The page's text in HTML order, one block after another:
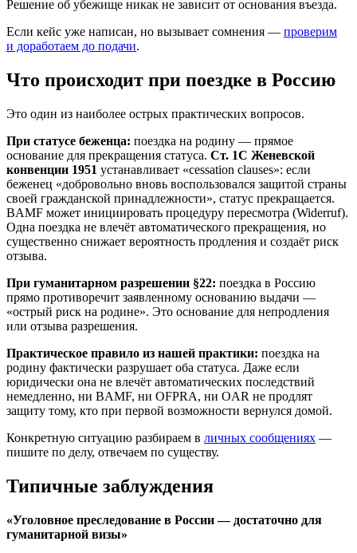
Решение об убежище никак не зависит от основания въезда.
Если кейс уже написан, но вызывает сомнения — проверим
и доработаем до подачи.
Что происходит при поездке в Россию
Это один из наиболее острых практических вопросов.
При статусе беженца: поездка на родину — прямое
основание для прекращения статуса. Ст. 1C Женевской
конвенции 1951 устанавливает «cessation clauses»: если
беженец «добровольно вновь воспользовался защитой страны
своей гражданской принадлежности», статус прекращается.
BAMF может инициировать процедуру пересмотра (Widerruf).
Одна поездка не влечёт автоматического прекращения, но
существенно снижает вероятность продления и создаёт риск
отзыва.
При гуманитарном разрешении §22: поездка в Россию
прямо противоречит заявленному основанию выдачи —
«острый риск на родине». Это основание для непродления
или отзыва разрешения.
Практическое правило из нашей практики: поездка на
родину фактически разрушает оба статуса. Даже если
юридически она не влечёт автоматических последствий
немедленно, ни BAMF, ни OFPRA, ни OAR не продлят
защиту тому, кто при первой возможности вернулся домой.
Конкретную ситуацию разбираем в личных сообщениях —
пишите по делу, отвечаем по существу.
Типичные заблуждения
«Уголовное преследование в России — достаточно для
гуманитарной визы»